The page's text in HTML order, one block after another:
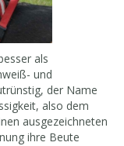
als
und
der Name
also dem
ausgezeichneten
ihre Beute